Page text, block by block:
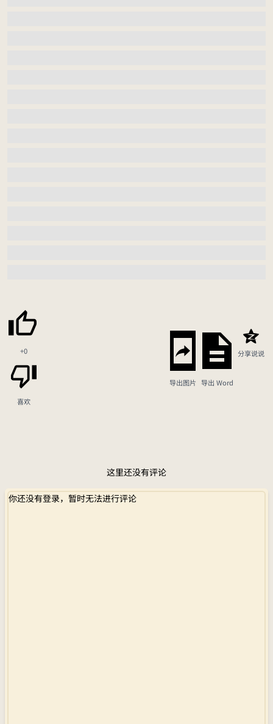
+0
喜欢
导出图片 导出 Word
分享说说
这里还没有评论
你还没有登录，暂时无法进行评论